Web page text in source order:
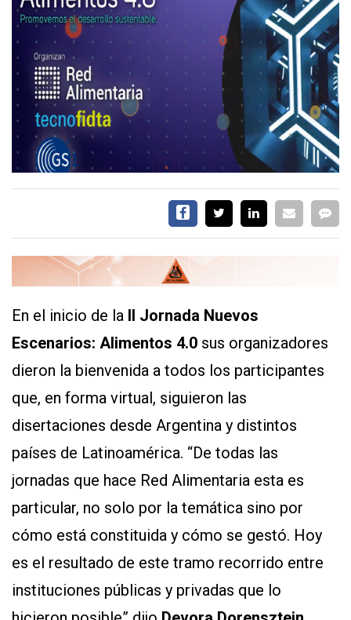
DIRECTORIO
CALENDARIO
MEDIA KIT
SERVICIOS
CONTÁCTENOS
AYUDA
Y
POLÍTICAS
PRIVACIDAD
DEL
QUIENES
En el inicio de la II Jornada Nuevos
Escenarios: Alimentos 4.0 sus organizadores
dieron la bienvenida a todos los participantes
que, en forma virtual, siguieron las
disertaciones desde Argentina y distintos
países de Latinoamérica. “De todas las
jornadas que hace Red Alimentaria esta es
particular, no solo por la temática sino por
cómo está constituida y cómo se gestó. Hoy
es el resultado de este tramo recorrido entre
instituciones públicas y privadas que lo